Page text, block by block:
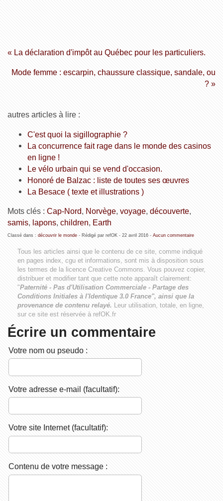
« La déclaration d'impôt au Québec pour les particuliers.
Mode femme : escarpin, chaussure classique, sandale, ou
? »
autres articles à lire :
C'est quoi la sigillographie ?
La concurrence fait rage dans le monde des casinos
en ligne !
Le vélo urbain qui se vend d'occasion.
Honoré de Balzac : liste de toutes ses œuvres
La Besace ( texte et illustrations )
Mots clés : Cap-Nord, Norvège, voyage, découverte,
samis, lapons, children, Earth
Classé dans : découvrir le monde- Rédigé par refOK - 22 avril 2016- Aucun commentaire
Tous les articles ainsi que le contenu de ce site, comme indiqué
en pages index, cgu et informations, sont mis à disposition sous
les termes de la licence Creative Commons. Vous pouvez copier,
distribuer et modifier tant que cette note apparaît clairement:
"Paternité - Pas d'Utilisation Commerciale - Partage des
Conditions Initiales à l'Identique 3.0 France", ainsi que la
provenance de contenu relayé. Leur utilisation, totale, en ligne,
sur ce site est réservée à refOK.fr
Écrire un commentaire
Votre nom ou pseudo :
Votre adresse e-mail (facultatif):
Votre site Internet (facultatif):
Contenu de votre message :